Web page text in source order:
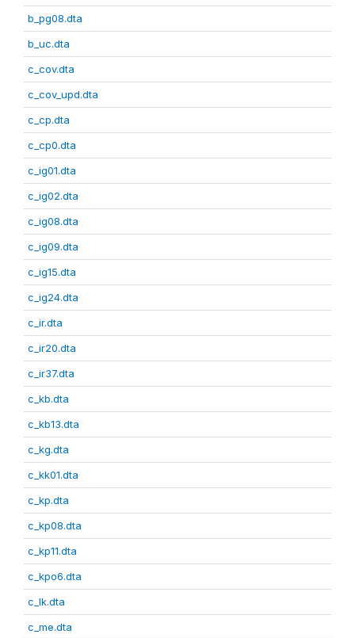
b_pg08.dta
b_uc.dta
c_cov.dta
c_cov_upd.dta
c_cp.dta
c_cp0.dta
c_ig01.dta
c_ig02.dta
c_ig08.dta
c_ig09.dta
c_ig15.dta
c_ig24.dta
c_ir.dta
c_ir20.dta
c_ir37.dta
c_kb.dta
c_kb13.dta
c_kg.dta
c_kk01.dta
c_kp.dta
c_kp08.dta
c_kp11.dta
c_kpo6.dta
c_lk.dta
c_me.dta